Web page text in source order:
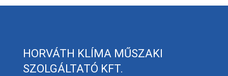
HORVÁTH KLÍMA MŰSZAKI
SZOLGÁLTATÓ KFT.